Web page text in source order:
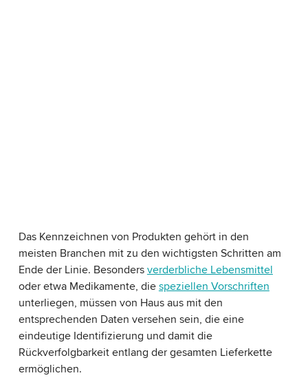
Das Kennzeichnen von Produkten gehört in den
meisten Branchen mit zu den wichtigsten Schritten am
Ende der Linie. Besonders verderbliche Lebensmittel
oder etwa Medikamente, die speziellen Vorschriften
unterliegen, müssen von Haus aus mit den
entsprechenden Daten versehen sein, die eine
eindeutige Identifizierung und damit die
Rückverfolgbarkeit entlang der gesamten Lieferkette
ermöglichen.